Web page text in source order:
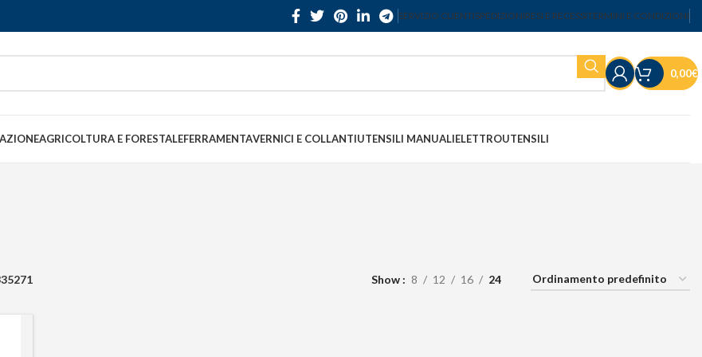
SERVIZIO CLIENTISPEDIZIONIRESI E RECESSITERMINI E CONDIZIONI
0,00€
AGRICOLTURA E FORESTALEFERRAMENTAVERNICI E COLLANTIUTENSILI MANUALIELETTROUTENSILI
Show 8 12 16 24